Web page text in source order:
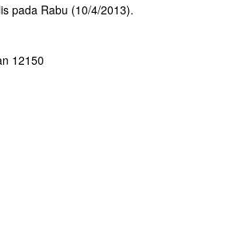
pada Rabu (10/4/2013).
12150